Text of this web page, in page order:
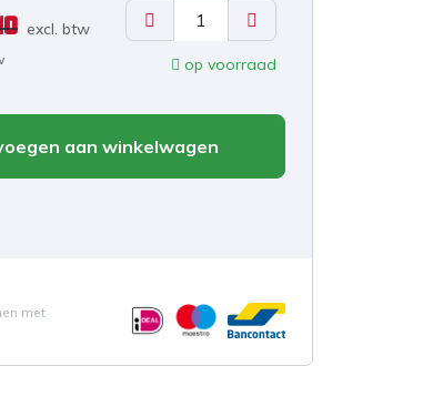
excl. btw
op voorraad
aan winkelwagen
met